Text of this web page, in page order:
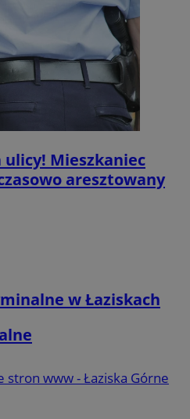
ulicy! Mieszkaniec
aresztowany
w Łaziskach
stron www - Łaziska Górne